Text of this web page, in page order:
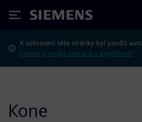
Siemens
K zobrazení této stránky byl použit
Chcete ji raději zobrazit v angličtině?
Kone